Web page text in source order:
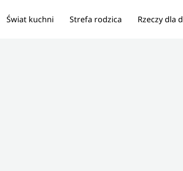
Świat kuchni Strefa rodzica Rzeczy dla